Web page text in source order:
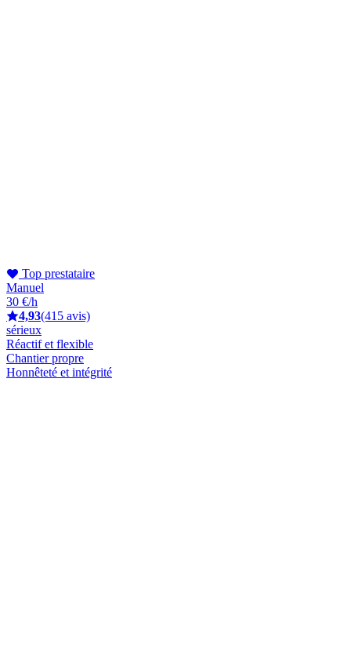
Top prestataire
Manuel
30 €/h
4,93(415 avis)
sérieux
Réactif et flexible
Chantier propre
Honnêteté et intégrité